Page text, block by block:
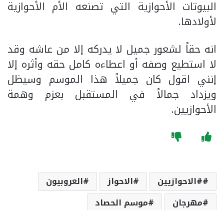
البيوتات الأحوازية التي تصنعه الأم الأحوازية
لأولادها.
انه حقاً لشعور جميل لا يدركه إلا من عاشه وقد
لا استطيع وصفه أو اعطاءه كامل حقه وأثره إلا
إنني اقول كان جميلاً هذا الموسم وسيظل
ويزداد جمالاً في المستقبل بعزم وهمة
الأحوازيين.
#الاحوازيين الاحواز
العروبيون
مهرجان
موسم الحصاد